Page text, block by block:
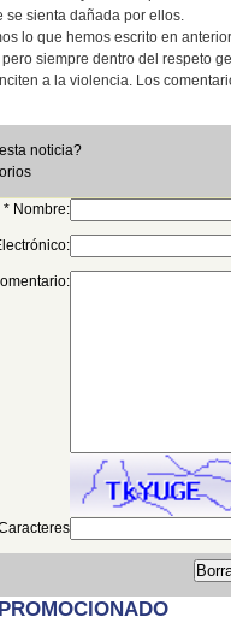
sienta dañada por ellos.
lo que hemos escrito en
siempre dentro del respeto
a la violencia. Los
noticia?
* Nombre: